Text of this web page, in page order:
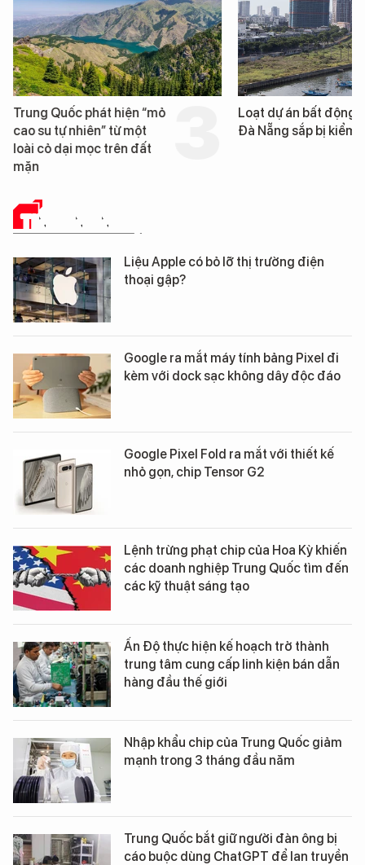
Trung Quốc phát hiện “mỏ
cao su tự nhiên” từ một
loài cỏ dại mọc trên đất
mặn
Loạt dự án bất động
Đà Nẵng sắp bị kiểm
TIN CÔNG NGHỆ
Liệu Apple có bỏ lỡ thị trường điện
thoại gập?
Google ra mắt máy tính bảng Pixel đi
kèm với dock sạc không dây độc đáo
Google Pixel Fold ra mắt với thiết kế
nhỏ gọn, chip Tensor G2
Lệnh trừng phạt chip của Hoa Kỳ khiến
các doanh nghiệp Trung Quốc tìm đến
các kỹ thuật sáng tạo
Ấn Độ thực hiện kế hoạch trở thành
trung tâm cung cấp linh kiện bán dẫn
hàng đầu thế giới
Nhập khẩu chip của Trung Quốc giảm
mạnh trong 3 tháng đầu năm
Trung Quốc bắt giữ người đàn ông bị
cáo buộc dùng ChatGPT để lan truyền